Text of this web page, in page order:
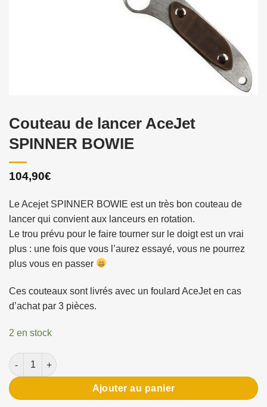
Couteau de lancer AceJet
SPINNER BOWIE
104,90€
Le Acejet SPINNER BOWIE est un très bon couteau de
lancer qui convient aux lanceurs en rotation.
Le trou prévu pour le faire tourner sur le doigt est un vrai
plus : une fois que vous l’aurez essayé, vous ne pourrez
plus vous en passer
Ces couteaux sont livrés avec un foulard AceJet en cas
d’achat par 3 pièces.
2 en stock
quantité de Couteau de lancer AceJet SPINNER BOWIE
Ajouter au panier